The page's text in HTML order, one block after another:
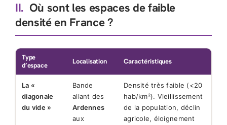
II. Où sont les espaces de faible
densité en France ?
Type
d’espace
Localisation Caractéristiques
La «
diagonale
du vide »
Bande
allant des
Ardennes
aux
Densité très faible (<20
hab/km²). Vieillissement
de la population, déclin
agricole, éloignement